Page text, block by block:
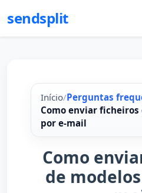
sendsplit
Início/Perguntas
Como enviar ficheiros
por e-mail
Como
de